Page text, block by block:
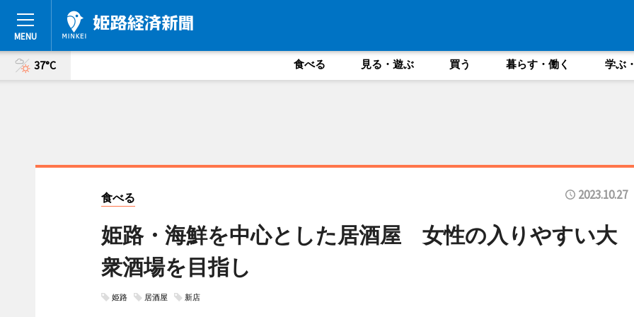
37°C 食べる 見る・遊ぶ 買う 暮らす・働く 学ぶ
食べる 2023.10.27
姫路・海鮮を中心とした居酒屋 女性の入りやすい大
衆酒場を目指し
姫路 居酒屋 新店